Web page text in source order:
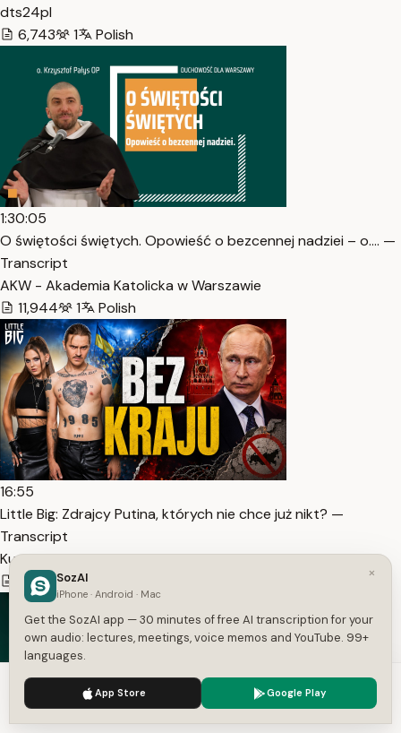
dts24pl
6,743
1 Polish
1:30:05
O świętości świętych. Opowieść o bezcennej nadziei – o.… —
Transcript
AKW - Akademia Katolicka w Warszawie
11,944
1 Polish
16:55
Little Big: Zdrajcy Putina, których nie chce już nikt? —
Transcript
Kurtyna - historie zza sceny
2,369
1
We use cookies to enhance your experience.
×
SozAI
iPhone · Android · Mac
Get the SozAI app — 30 minutes of free AI transcription for your
own audio: lectures, meetings, voice memos and YouTube. 99+
languages.
App Store Google Play